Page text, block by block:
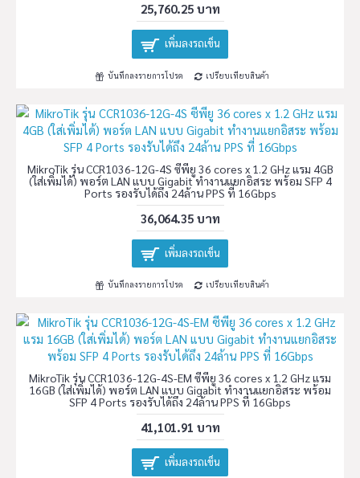
25,760.25 บาท
เพิ่มลงรถเข็น
บันทึกลงรายการโปรด เปรียบเทียบสินค้า
MikroTik รุ่น CCR1036-12G-4S ซีพียู 36 cores x 1.2 GHz แรม 4GB
(ใส่เพิ่มได้) พอร์ต LAN แบบ Gigabit ทำงานแยกอิสระ พร้อม SFP 4
Ports รองรับได้ถึง 24ล้าน PPS ที่ 16Gbps
36,064.35 บาท
เพิ่มลงรถเข็น
บันทึกลงรายการโปรด เปรียบเทียบสินค้า
MikroTik รุ่น CCR1036-12G-4S-EM ซีพียู 36 cores x 1.2 GHz แรม
16GB (ใส่เพิ่มได้) พอร์ต LAN แบบ Gigabit ทำงานแยกอิสระ พร้อม
SFP 4 Ports รองรับได้ถึง 24ล้าน PPS ที่ 16Gbps
41,101.91 บาท
เพิ่มลงรถเข็น